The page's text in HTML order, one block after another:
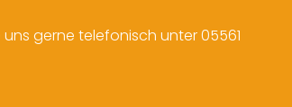
uns gerne telefonisch unter 05561